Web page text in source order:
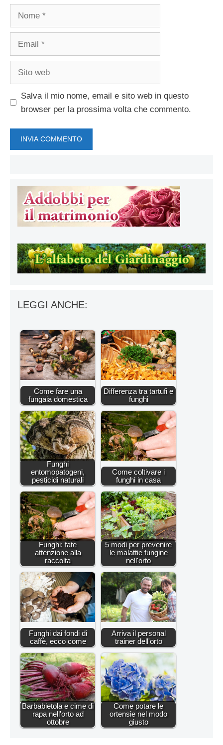
Salva il mio nome, email e sito web in questo
browser per la prossima volta che commento.
LEGGI ANCHE:
Come fare una
fungaia domestica
Differenza tra tartufi e
funghi
Funghi
entomopatogeni,
pesticidi naturali
Come coltivare i
funghi in casa
Funghi: fate
attenzione alla
raccolta
5 modi per prevenire
le malattie fungine
nell'orto
Funghi dai fondi di
caffè, ecco come
Arriva il personal
trainer dell'orto
Barbabietola e cime di
rapa nell'orto ad
ottobre
Come potare le
ortensie nel modo
giusto